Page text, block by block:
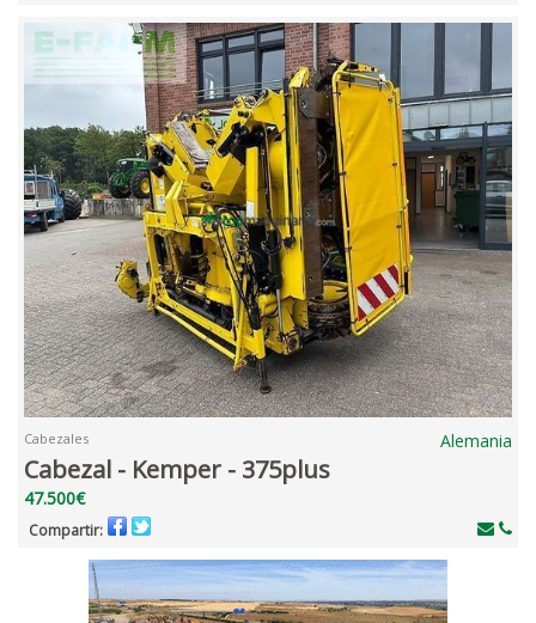
Cabezales Alemania
Cabezal - Kemper - 375plus
47.500€
Compartir: